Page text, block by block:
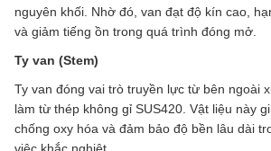
nguyên khối. Nhờ đó, van đạt độ kín cao,
và giảm tiếng ồn trong quá trình đóng mở.
Ty van (Stem)
Ty van đóng vai trò truyền lực từ bên ngoài
làm từ thép không gỉ SUS420. Vật liệu này
chống oxy hóa và đảm bảo độ bền lâu dài
việc khắc nghiệt.